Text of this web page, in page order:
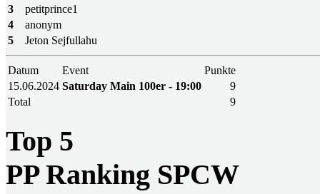
3
petitprince1
4
anonym
5
Jeton Sejfullahu
Datum Event
Punkte
15.06.2024 Saturday Main 100er - 19:00
9
Total
9
Top 5
PP Ranking SPCW